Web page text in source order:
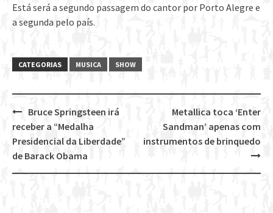
Está será a segundo passagem do cantor por Porto Alegre e
a segunda pelo país.
CATEGORIAS MUSICA SHOW
Post
navigation
Metallica toca ‘Enter
Sandman’ apenas com
instrumentos de brinquedo
Bruce Springsteen irá
receber a “Medalha
Presidencial da Liberdade”
de Barack Obama